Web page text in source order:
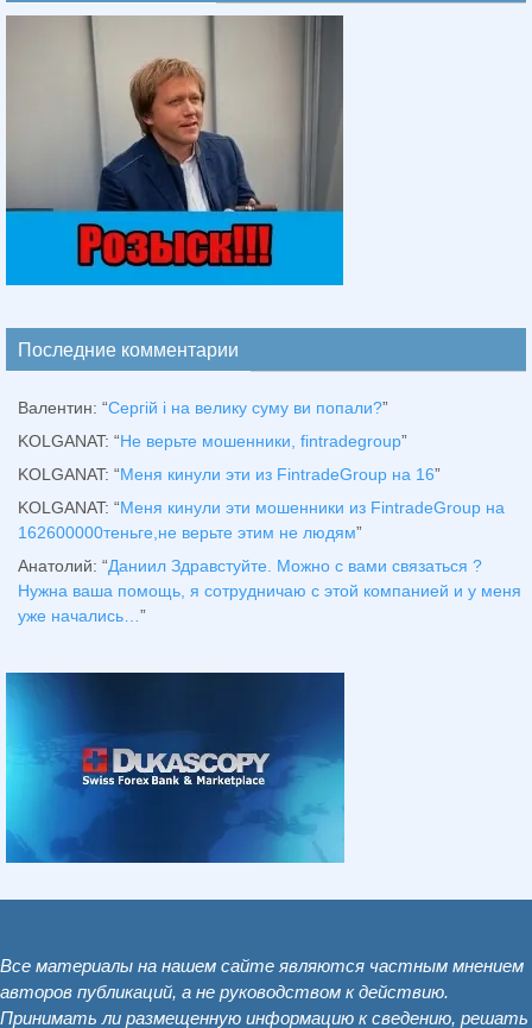
Последние комментарии
Валентин: “Сергій і на велику суму ви попали?”
KOLGANAT: “Не верьте мошенники, fintradegroup”
KOLGANAT: “Меня кинули эти из FintradeGroup на 16”
KOLGANAT: “Меня кинули эти мошенники из FintradeGroup на
162600000теньге,не верьте этим не людям”
Анатолий: “Даниил Здравстуйте. Можно с вами связаться ?
Нужна ваша помощь, я сотрудничаю с этой компанией и у меня
уже начались… ”
Все материалы на нашем сайте являются частным мнением
авторов публикаций, а не руководством к действию.
Принимать ли размещенную информацию к сведению, решать